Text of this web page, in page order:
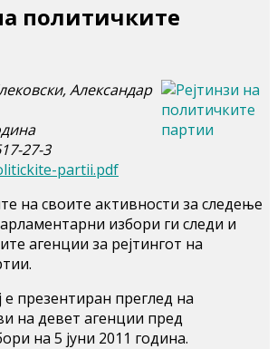
политичките
Александар
27-3
partii.pdf
на своите активности за следење
избори ги следи и
агенции за рејтингот на
е презентиран преглед на
на девет агенции пред
на 5 јуни 2011 година.